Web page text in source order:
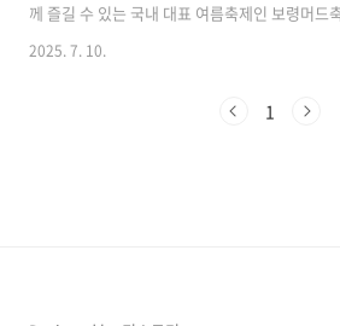
께 즐길 수 있는 국내 대표 여름축제인 보령머드
인과 외국인 관광객을 불러 모으는 글로벌 이벤트
슈퍼콘서트, 그리고 블랙이글스 에어쇼까지 진행
2025. 7. 10.
1